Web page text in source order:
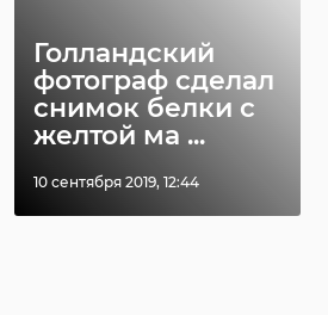
Голландский
фотограф сделал
снимок белки с
желтой ма ...
10 сентября 2019, 12:44